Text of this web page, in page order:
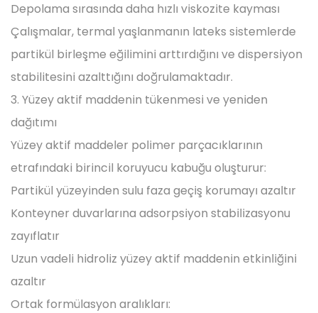
Depolama sırasında daha hızlı viskozite kayması
Çalışmalar, termal yaşlanmanın lateks sistemlerde
partikül birleşme eğilimini arttırdığını ve dispersiyon
stabilitesini azalttığını doğrulamaktadır.
3. Yüzey aktif maddenin tükenmesi ve yeniden
dağıtımı
Yüzey aktif maddeler polimer parçacıklarının
etrafındaki birincil koruyucu kabuğu oluşturur:
Partikül yüzeyinden sulu faza geçiş korumayı azaltır
Konteyner duvarlarına adsorpsiyon stabilizasyonu
zayıflatır
Uzun vadeli hidroliz yüzey aktif maddenin etkinliğini
azaltır
Ortak formülasyon aralıkları: